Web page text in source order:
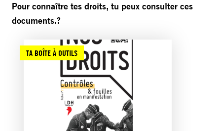
Pour connaître tes droits, tu peux consulter ces
documents.?
TA BOÎTE À OUTILS